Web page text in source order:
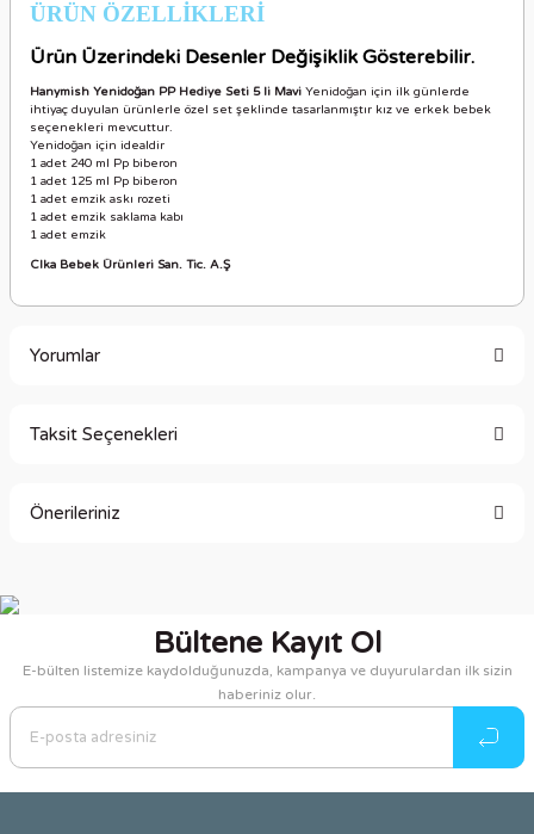
ÜRÜN ÖZELLİKLERİ
Ürün Üzerindeki Desenler Değişiklik Gösterebilir.
Hanymish Yenidoğan PP Hediye Seti 5 li Mavi Yenidoğan için ilk günlerde
ihtiyaç duyulan ürünlerle özel set şeklinde tasarlanmıştır kız ve erkek bebek
seçenekleri mevcuttur.
Yenidoğan için idealdir
1 adet 240 ml Pp biberon
1 adet 125 ml Pp biberon
1 adet emzik askı rozeti
1 adet emzik saklama kabı
1 adet emzik
Clka Bebek Ürünleri San. Tic. A.Ş
Yorumlar
Taksit Seçenekleri
Önerileriniz
Görüş ve önerileriniz için teşekkür ederiz.
Ürün resmi kalitesiz, bozuk veya görüntülenemiyor.
Ürün açıklamasında eksik bilgiler bulunuyor.
Ürün bilgilerinde hatalar bulunuyor.
Bültene Kayıt Ol
E-bülten listemize kaydolduğunuzda, kampanya ve duyurulardan ilk sizin
haberiniz olur.